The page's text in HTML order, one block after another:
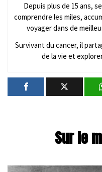
Depuis plus de 15 ans,
comprendre les miles,
voyager dans de
Survivant du cancer, il
de la vie et
Sur le